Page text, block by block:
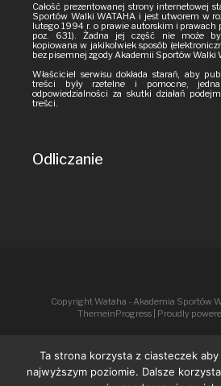
Całość prezentowanej strony internetowej
Sportów Walki WATAHA i jest utworem w
lutego 1994 r. o prawie autorskim i prawach
poz. 631). Żadna jej część nie może
kopiowana w jakikolwiek sposób
bez pisemnej zgody Akademii Sportów Walki
Właściciel serwisu dokłada starań, aby
treści były rzetelne i pomocne,
odpowiedzialności za skutki działań
treści.
Odliczanie
Copyright Wataha - Akademia Sportów
ThemeinProgress
| Proudly
Ta strona korzysta z ciasteczek aby
najwyższym poziomie. Dalsze